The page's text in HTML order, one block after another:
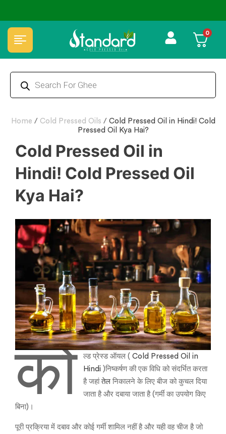
🏆 100% Natural & Chemical Free🌿Wood pressed oils 0
Home / Cold Pressed Oils / Cold Pressed Oil in Hindi! Cold
Pressed Oil Kya Hai?
Cold Pressed Oil in
Hindi! Cold Pressed Oil
Kya Hai?
को ल्ड प्रेस्ड ऑयल ( Cold Pressed Oil in
Hindi )निष्कर्षण की एक विधि को संदर्भित करता
है जहांतेलनिकालने के लिए बीज को कुचल दिया
जाता है और दबाया जाता है (गर्मी का उपयोग किए
बिना)।
पूरी प्रक्रिया में दबाव और कोई गर्मी शामिल नहीं है और यही वह चीज है जो